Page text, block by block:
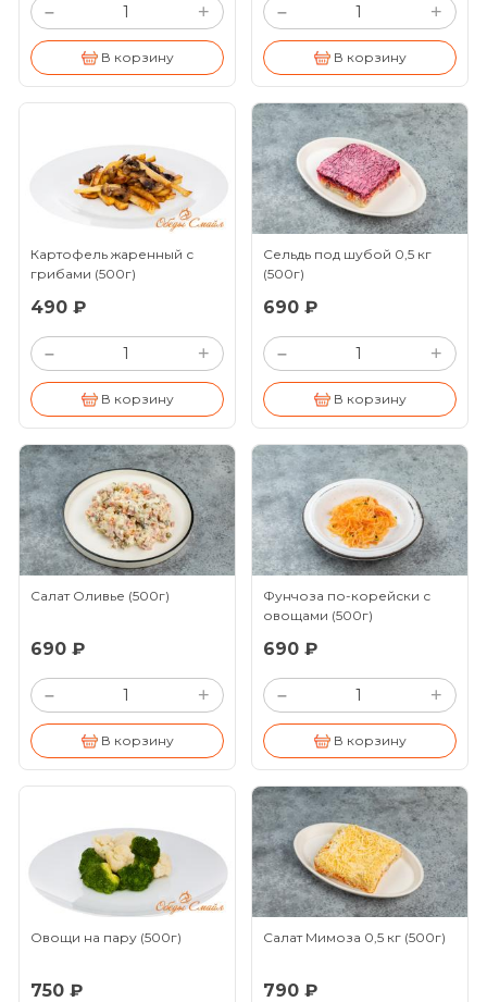
– +
В корзину
– +
В корзину
Картофель жаренный с
грибами (500г)
490 ₽
– +
В корзину
Сельдь под шубой 0,5 кг
(500г)
690 ₽
– +
В корзину
Салат Оливье (500г)
690 ₽
– +
В корзину
Фунчоза по-корейски с
овощами (500г)
690 ₽
– +
В корзину
Овощи на пару (500г)
750 ₽
Салат Мимоза 0,5 кг (500г)
790 ₽